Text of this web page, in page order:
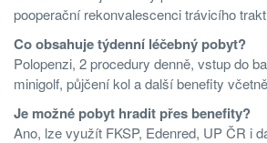
pooperační rekonvalescenci trávicího
Co obsahuje týdenní léčebný pobyt?
Polopenzi, 2 procedury denně, vstup do
minigolf, půjčení kol a další benefity
Je možné pobyt hradit přes benefity?
Ano, lze využít FKSP, Edenred, UP ČR i